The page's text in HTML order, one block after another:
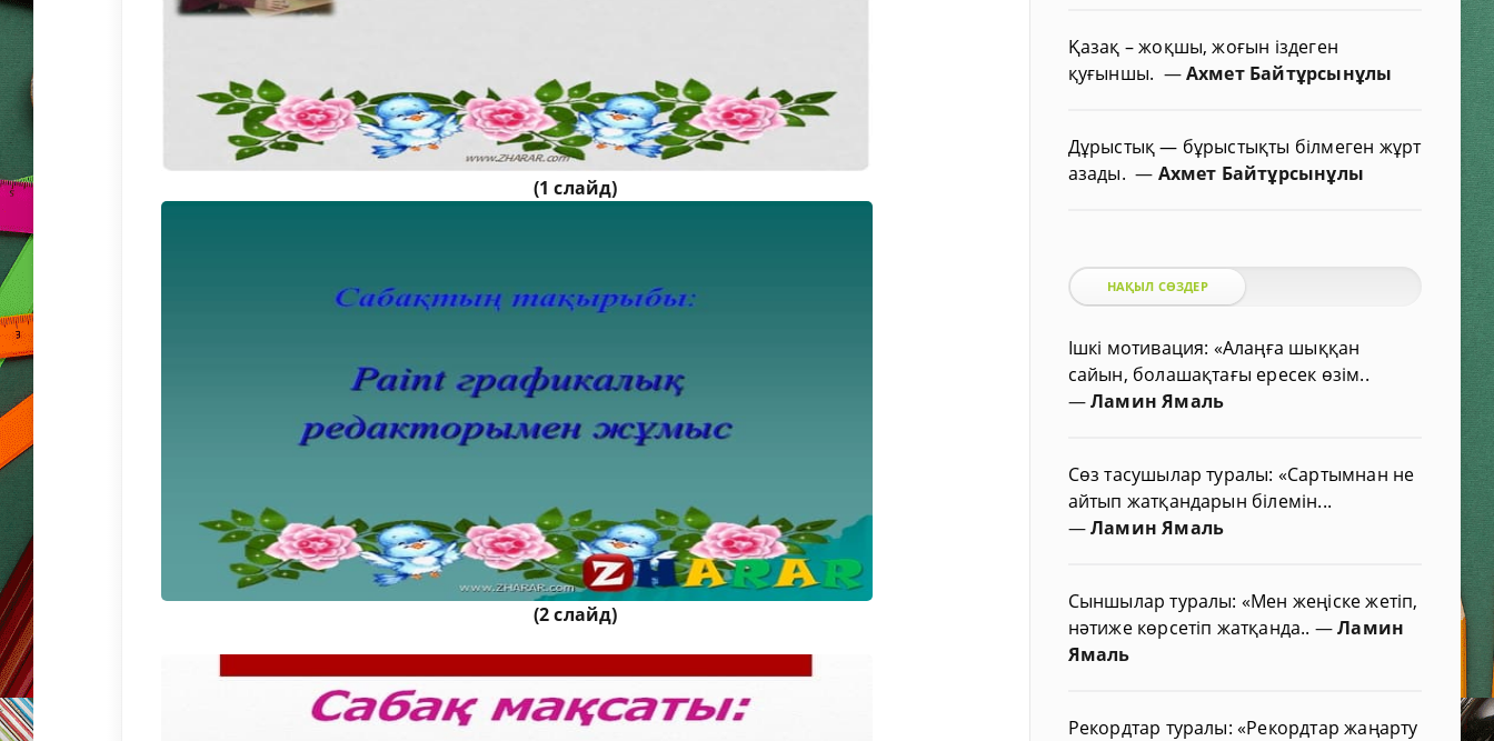
(1 слайд)
(2 слайд)
Қазақ – жоқшы, жоғын іздеген
қуғыншы. —Ахмет Байтұрсынұлы
Дұрыстық — бұрыстықты білмеген жұрт
азады.— Ахмет Байтұрсынұлы
НАҚЫЛ СӨЗДЕР
Ішкі мотивация: «Алаңға шыққан
сайын, болашақтағы ересек өзім..
—Ламин Ямаль
Сөз тасушылар туралы: «Сартымнан не
айтып жатқандарын білемін...
—Ламин Ямаль
Сыншылар туралы: «Мен жеңіске жетіп,
нәтиже көрсетіп жатқанда.. —Ламин
Ямаль
Рекордтар туралы: «Рекордтар жаңарту